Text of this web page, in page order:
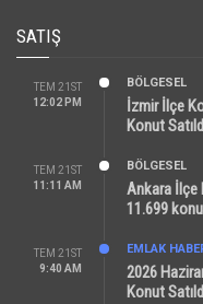
SATIŞ
TEM 21ST
12:02 PM
BÖLGESEL
İzmir İlçe
Konut
TEM 21ST
11:11 AM
BÖLGESEL
Ankara İlçe
11.699
TEM 21ST
9:40 AM
EMLAK
2026
Konut